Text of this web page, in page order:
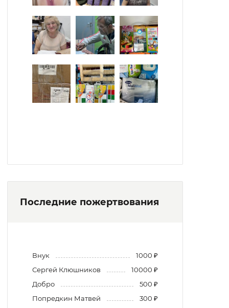
Последние пожертвования
Внук
1000 ₽
Сергей Клюшников
10000 ₽
Добро
500 ₽
Попредкин Матвей
300 ₽